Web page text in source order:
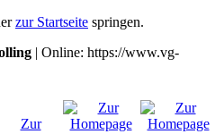
zur Startseite springen.
| Online: https://www.vg-